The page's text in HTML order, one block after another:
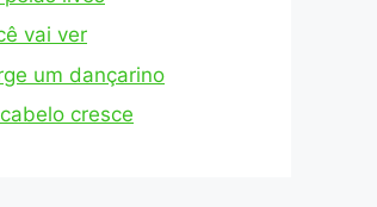
vai ver
um dançarino
cresce